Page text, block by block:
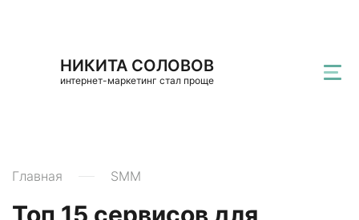
НИКИТА СОЛОВОВ
интернет-маркетинг стал проще
Главная SMM